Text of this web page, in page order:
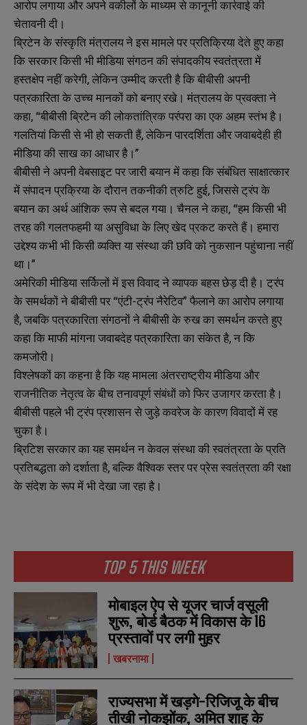
NN
TOP 5 THIS WEEK
मोबाइल ऐप से यूजर चार्ज वसूली
शुरू, बोर्ड बैठक में विकास के 16
प्रस्तावों पर लगी मुहर
खबरनामा
राज्यसभा में खड़गे-रिजिजू के बीच
तीखी नोकझोंक, अमित शाह के
आरोप लगाया और अपने वकीलों के माध्यम से कानूनी कार्रवाई की
चेतावनी दी।
ब्रिटेन के संस्कृति मंत्रालय ने इस मामले पर प्रतिक्रिया देते हुए कहा
कि सरकार किसी भी मीडिया संगठन की संपादकीय स्वतंत्रता में
हस्तक्षेप नहीं करेगी, लेकिन उम्मीद करती है कि बीबीसी अपनी
पत्रकारिता के उच्च मानकों को बनाए रखे। मंत्रालय के प्रवक्ता ने
कहा, “बीबीसी ब्रिटेन की लोकतांत्रिक परंपरा का एक अहम स्तंभ है।
गलतियां किसी से भी हो सकती हैं, लेकिन पारदर्शिता और जवाबदेही ही
मीडिया की साख का आधार है।”
बीबीसी ने अपनी वेबसाइट पर जारी बयान में कहा कि संबंधित साक्षात्कार
में संपादन प्रक्रिया के दौरान तकनीकी त्रुटि हुई, जिससे ट्रंप के
बयान का अर्थ आंशिक रूप से बदल गया। चैनल ने कहा, “हम किसी भी
तरह की गलतफहमी या असुविधा के लिए खेद प्रकट करते हैं। हमारा
उद्देश्य कभी भी किसी व्यक्ति या संस्था की छवि को नुकसान पहुंचाना नहीं
था।”
अमेरिकी मीडिया सर्किलों में इस विवाद ने व्यापक बहस छेड़ दी है। ट्रंप
के समर्थकों ने बीबीसी पर “एंटी-ट्रंप नैरेटिव” फैलाने का आरोप लगाया
है, जबकि पत्रकारिता संगठनों ने बीबीसी के रुख का समर्थन करते हुए
कहा कि माफी मांगना जवाबदेह पत्रकारिता का संकेत है, न कि
कमजोरी।
विश्लेषकों का कहना है कि यह मामला अंतरराष्ट्रीय मीडिया और
राजनीतिक नेतृत्व के बीच तनावपूर्ण संबंधों को फिर उजागर करता है।
बीबीसी पहले भी ट्रंप प्रशासन से जुड़े कवरेज के कारण विवादों में रह
चुका है।
ब्रिटिश सरकार का यह समर्थन न केवल संस्था की स्वतंत्रता के प्रति
प्रतिबद्धता को दर्शाता है, बल्कि वैश्विक स्तर पर प्रेस स्वतंत्रता की रक्षा
के संदेश के रूप में भी देखा जा रहा है।